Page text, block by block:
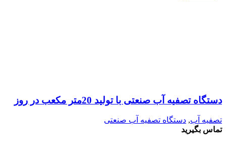
دستگاه تصفیه آب صنعتی با تولید 20متر مکعب در روز
تصفیه آب, دستگاه تصفیه آب صنعتی
تماس بگیرید